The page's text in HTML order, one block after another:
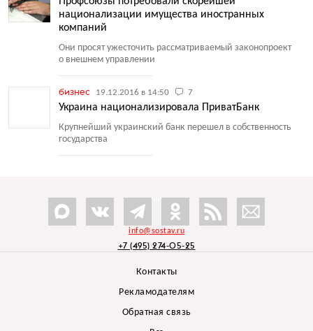
национализации имущества иностранных
компаний
Они просят ужесточить рассматриваемый законопроект
о внешнем управлении
бизнес 19.12.2016 в 14:50 7
Украина национализировала ПриватБанк
Крупнейший украинский банк перешел в собственность
государства
info@sostav.ru
+7 (495) 274-05-25
Контакты
Рекламодателям
Обратная связь